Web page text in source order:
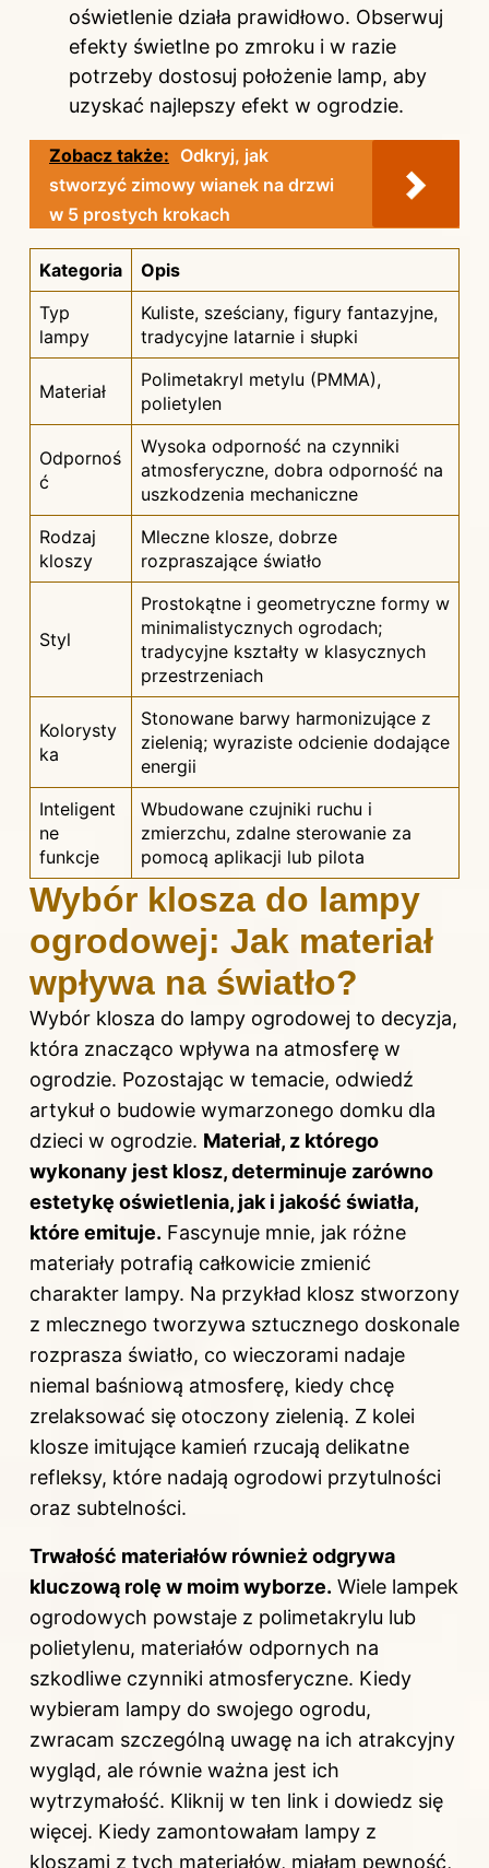
oświetlenie działa prawidłowo. Obserwuj
efekty świetlne po zmroku i w razie
potrzeby dostosuj położenie lamp, aby
uzyskać najlepszy efekt w ogrodzie.
Zobacz także: Odkryj, jak
stworzyć zimowy wianek na drzwi
w 5 prostych krokach
Kategoria
Opis
Typ
lampy
Kuliste, sześciany, figury fantazyjne,
tradycyjne latarnie i słupki
Materiał
Polimetakryl metylu (PMMA),
polietylen
Odpornoś
ć
Wysoka odporność na czynniki
atmosferyczne, dobra odporność na
uszkodzenia mechaniczne
Rodzaj
kloszy
Mleczne klosze, dobrze
rozpraszające światło
Styl
Prostokątne i geometryczne formy w
minimalistycznych ogrodach;
tradycyjne kształty w klasycznych
przestrzeniach
Kolorysty
ka
Stonowane barwy harmonizujące z
zielenią; wyraziste odcienie dodające
energii
Inteligent
ne
funkcje
Wbudowane czujniki ruchu i
zmierzchu, zdalne sterowanie za
pomocą aplikacji lub pilota
Wybór klosza do lampy
ogrodowej: Jak materiał
wpływa na światło?
Wybór klosza do lampy ogrodowej to decyzja,
która znacząco wpływa na atmosferę w
ogrodzie. Pozostając w temacie, odwiedź
artykuł o budowie wymarzonego domku dla
dzieci w ogrodzie. Materiał, z którego
wykonany jest klosz, determinuje zarówno
estetykę oświetlenia, jak i jakość światła,
które emituje. Fascynuje mnie, jak różne
materiały potrafią całkowicie zmienić
charakter lampy. Na przykład klosz stworzony
z mlecznego tworzywa sztucznego doskonale
rozprasza światło, co wieczorami nadaje
niemal baśniową atmosferę, kiedy chcę
zrelaksować się otoczony zielenią. Z kolei
klosze imitujące kamień rzucają delikatne
refleksy, które nadają ogrodowi przytulności
oraz subtelności.
Trwałość materiałów również odgrywa
kluczową rolę w moim wyborze. Wiele lampek
ogrodowych powstaje z polimetakrylu lub
polietylenu, materiałów odpornych na
szkodliwe czynniki atmosferyczne. Kiedy
wybieram lampy do swojego ogrodu,
zwracam szczególną uwagę na ich atrakcyjny
wygląd, ale równie ważna jest ich
wytrzymałość. Kliknij w ten link i dowiedz się
więcej. Kiedy zamontowałam lampy z
kloszami z tych materiałów, miałam pewność,